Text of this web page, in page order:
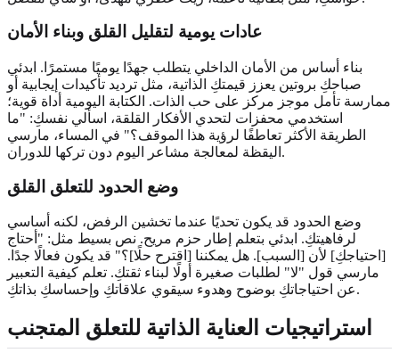
عادات يومية لتقليل القلق وبناء الأمان
بناء أساس من الأمان الداخلي يتطلب جهدًا يوميًا مستمرًا. ابدئي
صباحكِ بروتين يعزز قيمتكِ الذاتية، مثل ترديد تأكيدات إيجابية أو
ممارسة تأمل موجز مركز على حب الذات. الكتابة اليومية أداة قوية؛
استخدمي محفزات لتحدي الأفكار القلقة، اسألي نفسكِ: "ما
الطريقة الأكثر تعاطفًا لرؤية هذا الموقف؟" في المساء، مارسي
اليقظة لمعالجة مشاعر اليوم دون تركها للدوران.
وضع الحدود للتعلق القلق
وضع الحدود قد يكون تحديًا عندما تخشين الرفض، لكنه أساسي
لرفاهيتكِ. ابدئي بتعلم إطار حزم مريح. نص بسيط مثل: "أحتاج
[احتياجكِ] لأن [السبب]. هل يمكننا [اقترح حلًا]؟" قد يكون فعالًا جدًا.
مارسي قول "لا" لطلبات صغيرة أولًا لبناء ثقتكِ. تعلم كيفية التعبير
عن احتياجاتكِ بوضوح وهدوء سيقوي علاقاتكِ وإحساسكِ بذاتكِ.
استراتيجيات العناية الذاتية للتعلق المتجنب